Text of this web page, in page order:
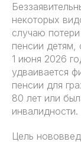
некоторых
случаю
пенсии детям,
1 июня 2026
удваивается
пенсии для
80 лет или
инвалидности.
Цель